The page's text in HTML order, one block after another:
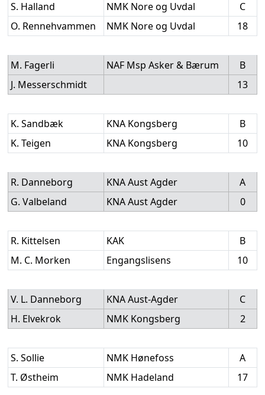
S. Halland NMK Nore og Uvdal
C
O. Rennehvammen
NMK Nore og Uvdal 18
M. Fagerli NAF Msp Asker & Bærum
B
J. Messerschmidt
13
K. Sandbæk KNA Kongsberg
B
K. Teigen
KNA Kongsberg 10
R. Danneborg KNA Aust Agder
A
G. Valbeland
KNA Aust Agder 0
R. Kittelsen KAK
B
M. C. Morken
Engangslisens 10
V. L. Danneborg KNA Aust-Agder
C
H. Elvekrok
NMK Kongsberg 2
S. Sollie NMK Hønefoss
A
T. Østheim
NMK Hadeland 17